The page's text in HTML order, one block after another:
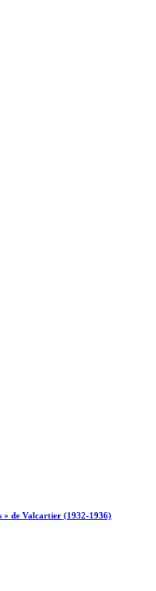
» de Valcartier (1932-1936)